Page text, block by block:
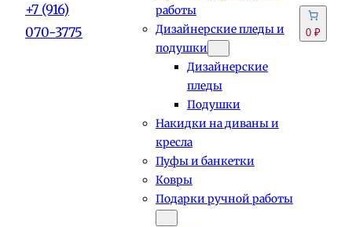
+7 (916)
070-3775
работы
Дизайнерские пледы и
подушки
Дизайнерские
пледы
Подушки
Накидки на диваны и
кресла
Пуфы и банкетки
Ковры
Подарки ручной работы
0 ₽